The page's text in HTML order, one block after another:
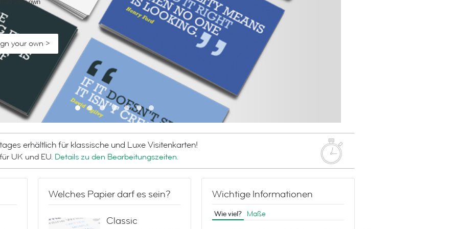
your own
your own >
your own >
your own >
your own >
world.
your own >
erhältlich für klassische und Luxe Visitenkarten!
UK und EU. Details zu den Bearbeitungszeiten.
Welches Papier darf es sein?
Classic
Wichtige Informationen
Wie viel? Maße